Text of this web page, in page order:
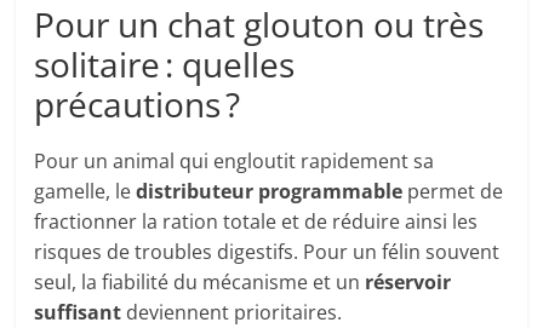
Pour un chat glouton ou très
solitaire : quelles
précautions ?
Pour un animal qui engloutit rapidement sa
gamelle, ledistributeur programmable permet de
fractionner la ration totale et de réduire ainsi les
risques de troubles digestifs. Pour un félin souvent
seul, la fiabilité du mécanisme et un réservoir
suffisant deviennent prioritaires.